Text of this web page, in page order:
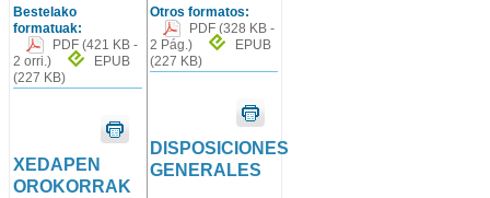
Bestelako
formatuak:
PDF (421 KB -
2 orri.)
EPUB
(227 KB)
XEDAPEN
OROKORRAK
Otros formatos:
PDF (328 KB -
2 Pág.)
EPUB
(227 KB)
DISPOSICIONES
GENERALES